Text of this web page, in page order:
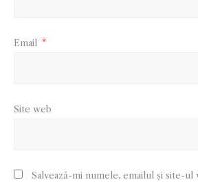
Email *
Site web
Salvează-mi numele, emailul și site-ul